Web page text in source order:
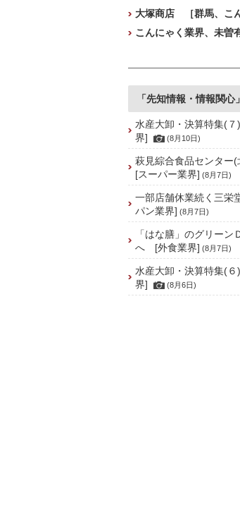
大塚商店 ［群馬、こ
こんにゃく業界、未
「先知情報・情報関
水産大卸・決算特集(
界]
(8月10日)
萩見綜合食品センタ
[スーパー業界] (8月7日)
一部店舗休業続く三
パン業界] (8月7日)
「はな膳」のグリー
へ [外食業界] (8月7日)
水産大卸・決算特集(
界]
(8月6日)